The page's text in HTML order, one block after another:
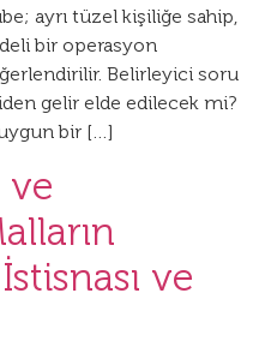
ayrı tüzel kişiliğe sahip,
bir operasyon
Belirleyici soru
gelir elde edilecek mi?
bir […]
ve
ve